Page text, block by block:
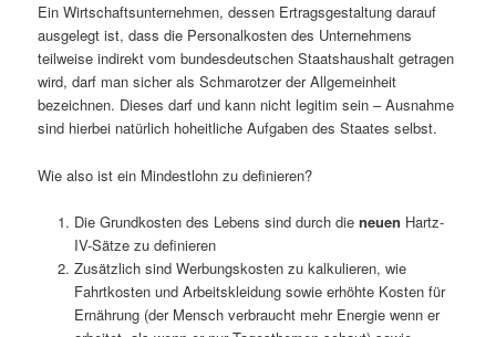
Ein Wirtschaftsunternehmen, dessen Ertragsgestaltung darauf
ausgelegt ist, dass die Personalkosten des Unternehmens
teilweise indirekt vom bundesdeutschen Staatshaushalt getragen
wird, darf man sicher als Schmarotzer der Allgemeinheit
bezeichnen. Dieses darf und kann nicht legitim sein – Ausnahme
sind hierbei natürlich hoheitliche Aufgaben des Staates selbst.
Wie also ist ein Mindestlohn zu definieren?
Die Grundkosten des Lebens sind durch die neuen Hartz-
IV-Sätze zu definieren
Zusätzlich sind Werbungskosten zu kalkulieren, wie
Fahrtkosten und Arbeitskleidung sowie erhöhte Kosten für
Ernährung (der Mensch verbraucht mehr Energie wenn er